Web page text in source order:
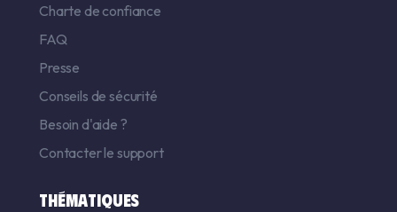
Charte de confiance
FAQ
Presse
Conseils de sécurité
Besoin d'aide ?
Contacter le support
THÉMATIQUES